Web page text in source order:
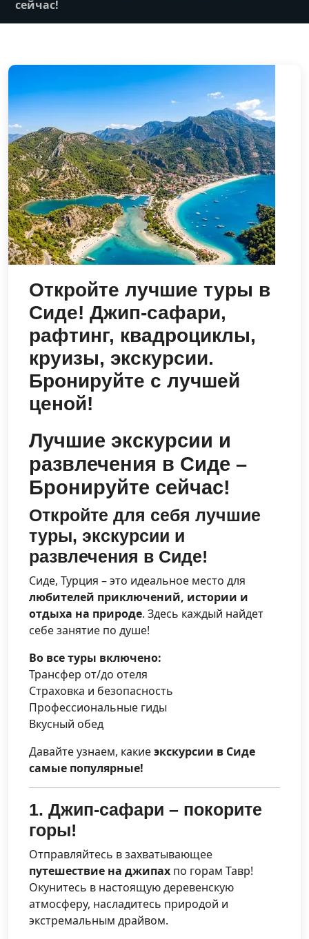
сейчас!
Откройте лучшие туры в
Сиде! Джип-сафари,
рафтинг, квадроциклы,
круизы, экскурсии.
Бронируйте с лучшей
ценой!
Лучшие экскурсии и
развлечения в Сиде –
Бронируйте сейчас!
Откройте для себя лучшие
туры, экскурсии и
развлечения в Сиде!
Сиде, Турция – это идеальное место для
любителей приключений, истории и
отдыха на природе. Здесь каждый найдет
себе занятие по душе!
Во все туры включено:
Трансфер от/до отеля
Страховка и безопасность
Профессиональные гиды
Вкусный обед
Давайте узнаем, какиеэкскурсии в Сиде
самые популярные!
1. Джип-сафари – покорите
горы!
Отправляйтесь в захватывающее
путешествие на джипах по горам Тавр!
Окунитесь в настоящую деревенскую
атмосферу, насладитесь природой и
экстремальным драйвом.